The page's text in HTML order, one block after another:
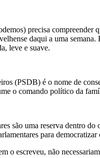
precisa compreender
daqui a uma
leve e suave.
(PSDB) é o nome de
o comando político da
são uma reserva dentro
para
o escreveu, não